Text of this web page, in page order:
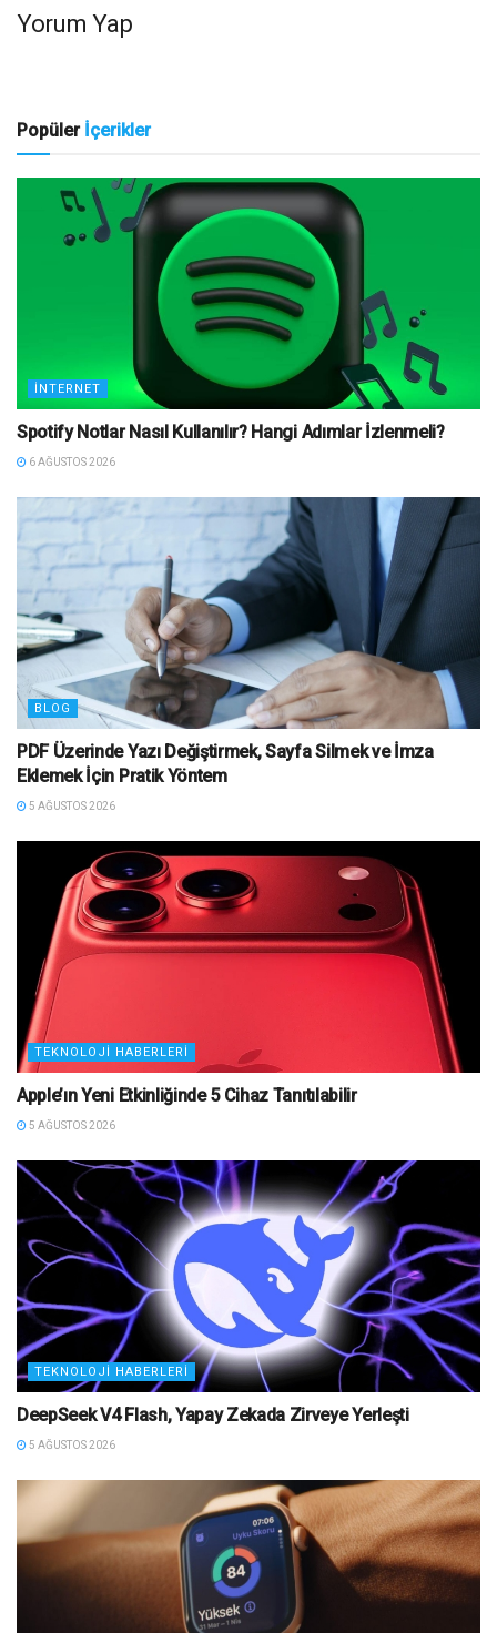
Yorum Yap
Popüler İçerikler
İNTERNET
Spotify Notlar Nasıl Kullanılır? Hangi Adımlar İzlenmeli?
6 AĞUSTOS 2026
BLOG
PDF Üzerinde Yazı Değiştirmek, Sayfa Silmek ve İmza
Eklemek İçin Pratik Yöntem
5 AĞUSTOS 2026
TEKNOLOJI HABERLERI
Apple’ın Yeni Etkinliğinde 5 Cihaz Tanıtılabilir
5 AĞUSTOS 2026
TEKNOLOJI HABERLERI
DeepSeek V4 Flash, Yapay Zekada Zirveye Yerleşti
5 AĞUSTOS 2026